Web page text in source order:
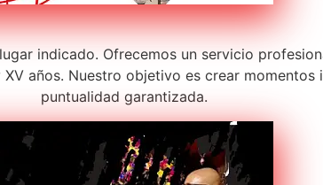
indicado. Ofrecemos un servicio
años. Nuestro objetivo es crear
puntualidad garantizada.